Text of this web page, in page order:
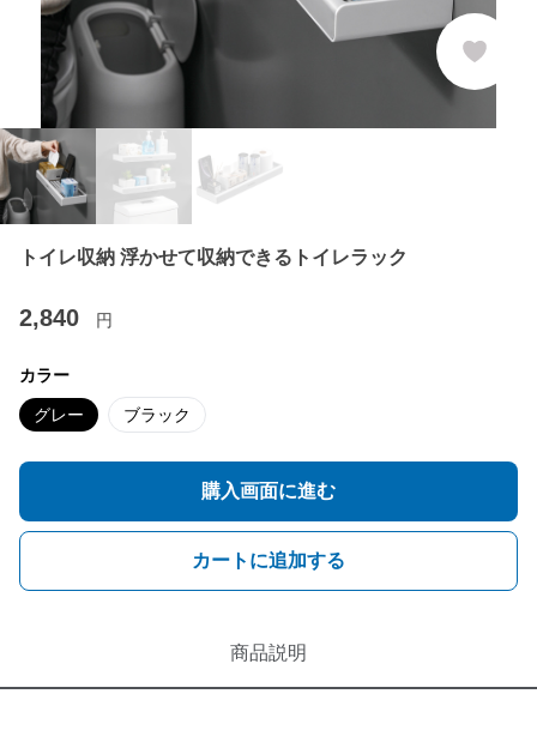
トイレ収納 浮かせて収納できるトイレラック
2,840 円
カラー
グレー ブラック
購入画面に進む
カートに追加する
商品説明